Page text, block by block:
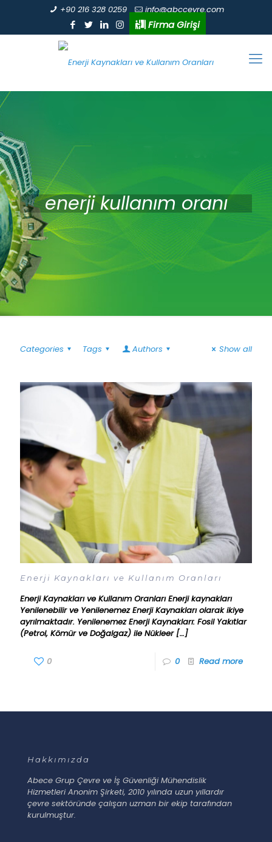
+90 216 328 0259 info@abccevre.com
Firma Girişi
enerji kullanım oranı
Categories Tags Authors Show all
Enerji Kaynakları ve Kullanım Oranları
Enerji Kaynakları ve Kullanım Oranları Enerji kaynakları
Yenilenebilir ve Yenilenemez Enerji Kaynakları olarak ikiye
ayrılmaktadır. Yenilenemez Enerji Kaynakları: Fosil Yakıtlar
(Petrol, Kömür ve Doğalgaz) ile Nükleer[…]
0 0 Read more
Hakkımızda
Abece Grup Çevre ve İş Güvenliği Mühendislik
Hizmetleri Anonim Şirketi, 2010 yılında uzun yıllardır
çevre sektöründe çalışan uzman bir ekip tarafından
kurulmuştur.